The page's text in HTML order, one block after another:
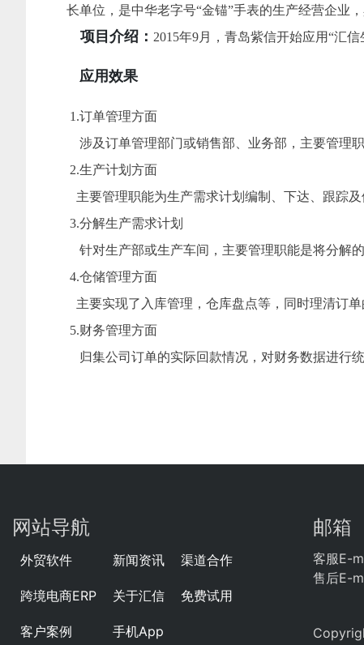
长单位，是中华老字号“金锚”手表的生产经营企业
项目介绍： 2015年9月，青岛紫信开始应用“汇信
应用效果
1.订单管理方面
涉及订单管理部门或销售部、业务部，主要管理
2.生产计划方面
主要管理职能为生产需求计划编制、下达、跟踪及
3.分解生产需求计划
针对生产部或生产车间，主要管理职能是将分解
4.仓储管理方面
主要实现了入库管理，仓库盘点等，同时理清订单
5.财务管理方面
归集公司订单的实际回款情况，对财务数据进行统
网站导航
外贸软件
跨境电商ERP
客户案例
新闻资讯
关于汇信
手机App
渠道合作
免费试用
邮箱
客服E-
售后E-